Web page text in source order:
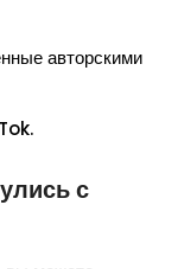
авторскими
с